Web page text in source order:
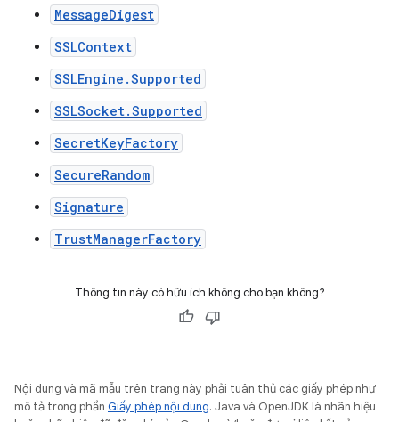
MessageDigest
SSLContext
SSLEngine.Supported
SSLSocket.Supported
SecretKeyFactory
SecureRandom
Signature
TrustManagerFactory
Thông tin này có hữu ích không cho bạn không?
Nội dung và mã mẫu trên trang này phải tuân thủ các giấy phép như
mô tả trong phần Giấy phép nội dung. Java và OpenJDK là nhãn hiệu